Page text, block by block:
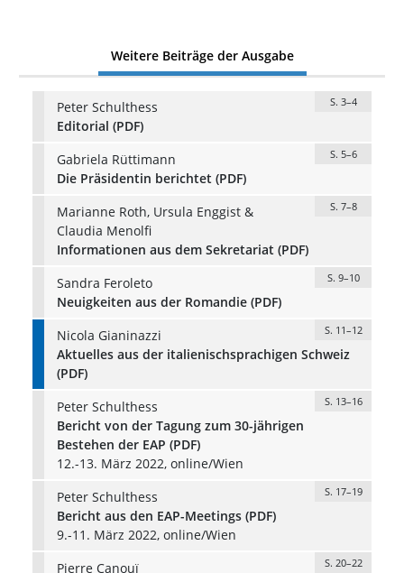
Weitere Beiträge der Ausgabe
Peter Schulthess S. 3–4
Editorial (PDF)
Gabriela Rüttimann
S. 5–6
Die Präsidentin berichtet (PDF)
Marianne Roth, Ursula Enggist &
Claudia Menolfi
S. 7–8
Informationen aus dem Sekretariat (PDF)
Sandra Feroleto
S. 9–10
Neuigkeiten aus der Romandie (PDF)
Nicola Gianinazzi
S. 11–12
Aktuelles aus der italienischsprachigen Schweiz
(PDF)
Peter Schulthess
S. 13–16
Bericht von der Tagung zum 30-jährigen
Bestehen der EAP (PDF)
12.-13. März 2022, online/Wien
Peter Schulthess
S. 17–19
Bericht aus den EAP-Meetings (PDF)
9.-11. März 2022, online/Wien
Pierre Canouï
S. 20–22